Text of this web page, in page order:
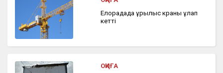
Елорадада құрылыс краны құлап
кетті
ОҚИҒА